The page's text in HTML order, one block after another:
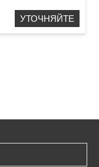
УТОЧНЯЙТЕ